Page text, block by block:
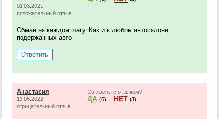
01.03.2021
положительный отзыв
Обман на каждом шагу. Как и в любом автосалоне
подержанных авто
Ответить
Анастасия
13.06.2022
отрицательный отзыв
Согласны с отзывом?
ДА (6) НЕТ (3)